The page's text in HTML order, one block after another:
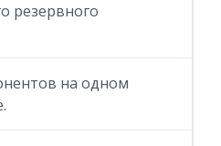
резервного
на одном